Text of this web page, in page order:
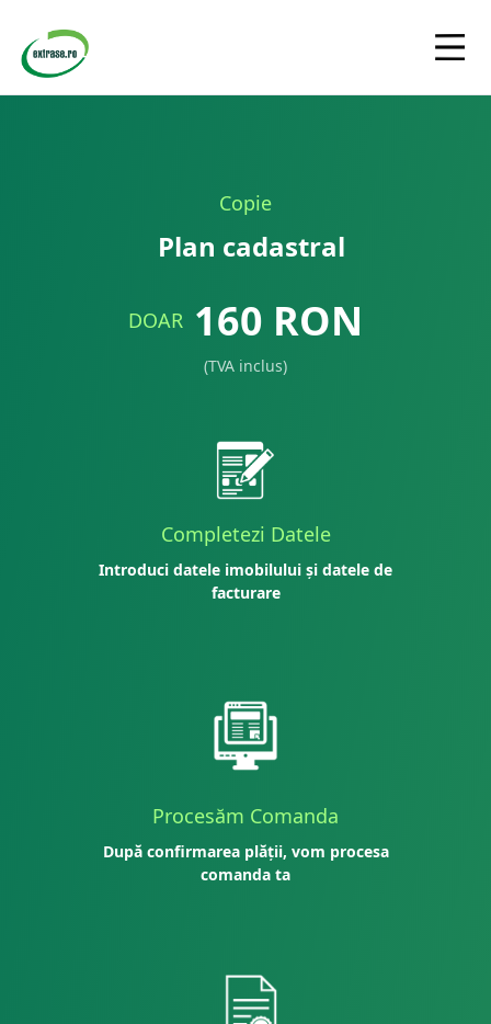
Copie
Plan cadastral
DOAR 160 RON
(TVA inclus)
Completezi Datele
Introduci datele imobilului și datele de
facturare
Procesăm Comanda
După confirmarea plății, vom procesa
comanda ta